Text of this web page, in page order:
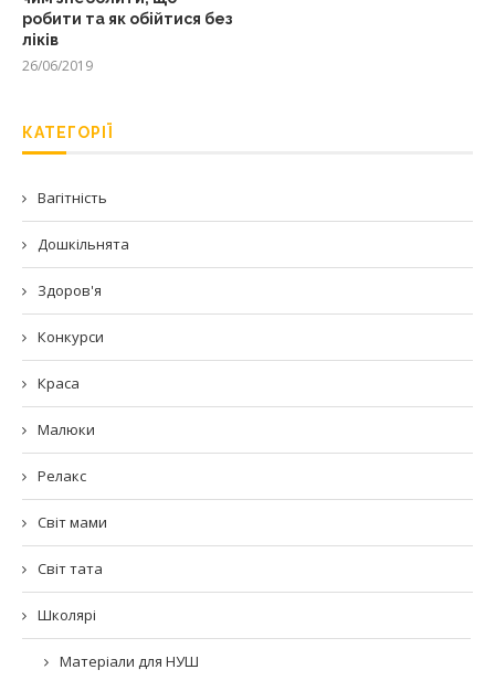
робити та як обійтися без
ліків
26/06/2019
КАТЕГОРІЇ
Вагітність
Дошкільнята
Здоров'я
Конкурси
Краса
Малюки
Релакс
Світ мами
Світ тата
Школярі
Матеріали для НУШ